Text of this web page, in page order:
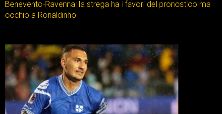
Benevento-Ravenna: la strega ha i favori del pronostico ma
occhio a Ronaldinho